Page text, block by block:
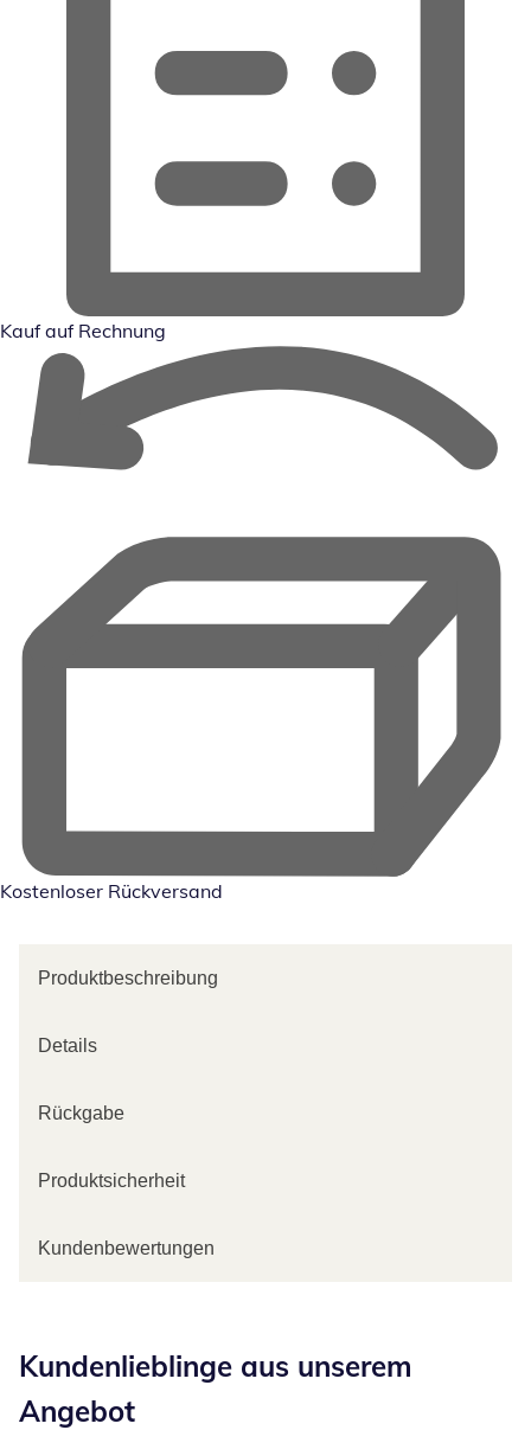
Kauf auf Rechnung
Kostenloser Rückversand
Produktbeschreibung
Details
Rückgabe
Produktsicherheit
Kundenbewertungen
Kundenlieblinge aus unserem
Angebot